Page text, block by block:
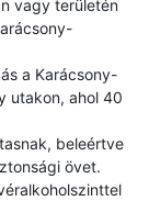
vagy területén
a Karácsony-
utakon, ahol 40
beleértve
övet.